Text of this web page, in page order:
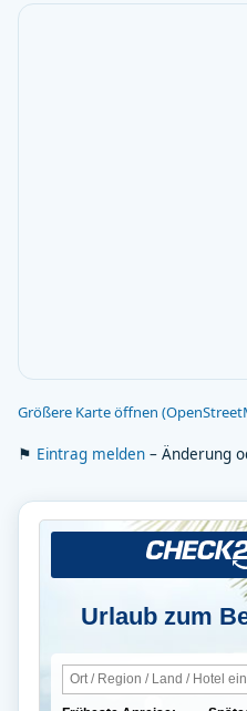
Größere Karte öffnen
⚑ Eintrag melden – Änderung
Urlaub zum